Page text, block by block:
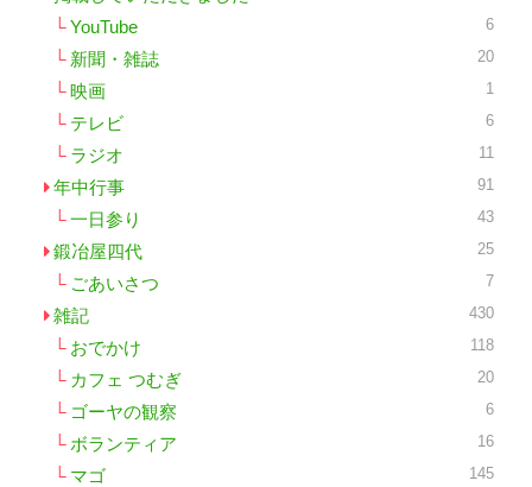
YouTube 6
新聞・雑誌 20
映画 1
テレビ 6
ラジオ 11
年中行事 91
一日参り 43
鍛冶屋四代 25
ごあいさつ 7
雑記 430
おでかけ 118
カフェ つむぎ 20
ゴーヤの観察 6
ボランティア 16
マゴ 145